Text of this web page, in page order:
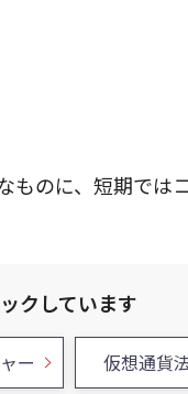
ものに、短期で
クしています
ー 仮想通貨